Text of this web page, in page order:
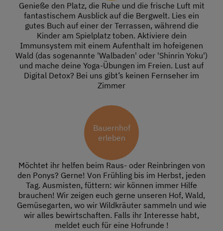
Genieße den Platz, die Ruhe und die frische Luft mit
fantastischem Ausblick auf die Bergwelt. Lies ein
gutes Buch auf einer der Terrassen, während die
Kinder am Spielplatz toben. Aktiviere dein
Immunsystem mit einem Aufenthalt im hofeigenen
Wald (das sogenannte 'Walbaden' oder 'Shinrin Yoku')
und mache deine Yoga-Übungen im Freien. Lust auf
Digital Detox? Bei uns gibt’s keinen Fernseher im
Zimmer
Bauernhof
erleben
Möchtet ihr helfen beim Raus- oder Reinbringen von
den Ponys? Gerne! Von Frühling bis im Herbst, jeden
Tag. Ausmisten, füttern: wir können immer Hilfe
brauchen! Wir zeigen euch gerne unseren Hof, Wald,
Gemüsegarten, wo wir Wildkräuter sammeln und wie
wir alles bewirtschaften. Falls ihr Interesse habt,
meldet euch für eine Hofrunde !